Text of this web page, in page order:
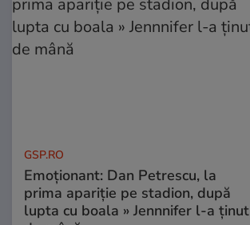
GSP.RO
Emoționant: Dan Petrescu, la
prima apariție pe stadion, după
lupta cu boala » Jennnifer l-a ținut